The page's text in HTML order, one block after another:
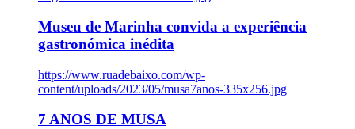
Museu de Marinha convida a experiência
gastronómica inédita
https://www.ruadebaixo.com/wp-
content/uploads/2023/05/musa7anos-335x256.jpg
7 ANOS DE MUSA